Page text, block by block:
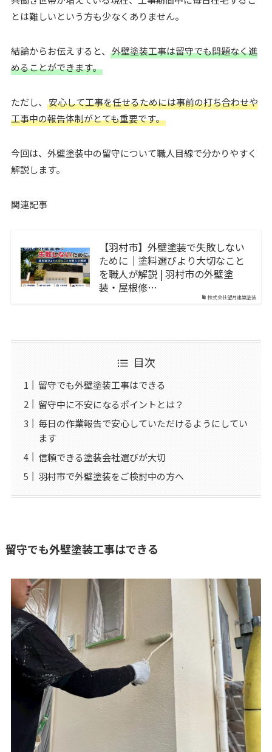
とは難しいという方も少なくありません。
結論からお伝えすると、 外壁塗装工事は留守でも問題なく進
めることができます。
ただし、 安心して工事を任せるためには事前の打ち合わせや
工事中の報告体制がとても重要です。
今回は、外壁塗装中の留守について職人目線で分かりやすく
解説します。
関連記事
株式会社望月建築塗装
【羽村市】外壁塗装で失敗しない
ために｜塗料選びより大切なこと
を職人が解説 | 羽村市の外壁塗
装・屋根修…
目次
留守でも外壁塗装工事はできる
留守中に不安になるポイントとは？
毎日の作業報告で安心していただけるようにしてい
ます
信頼できる塗装会社選びが大切
羽村市で外壁塗装をご検討中の方へ
留守でも外壁塗装工事はできる